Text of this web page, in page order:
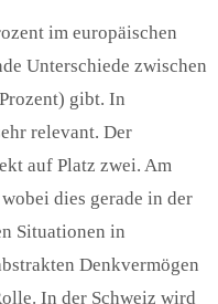
im europäischen
Unterschiede zwischen
gibt. In
relevant. Der
auf Platz zwei. Am
dies gerade in der
Situationen in
Denkvermögen
In der Schweiz wird